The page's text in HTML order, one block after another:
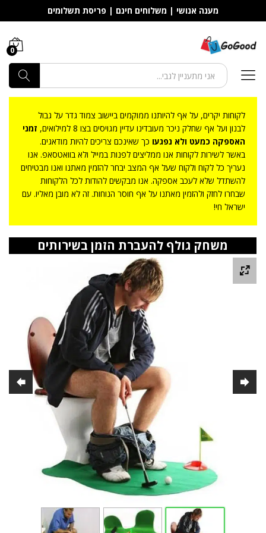
מענה אנושי | משלוחים חינם | פריסת תשלומים
0
חפש
לקוחות יקרים, על אף להיותנו ממוקמים ביישוב צמוד גדר על גבול
לבנון ועל אף שחלק ניכר מעובדינו עדיין מגויסים בצו 8 למילואים,
זמני
האספקה כמעט ולא נפגעו כך שאינכם צריכים להיות מודאגים.
באשר לשירות לקוחות אנו ממליצים לפנות במייל ולא בוואטסאפ. אנו
נעריך כל לקוח ולקוח שעל אף המצב יבחר להזמין מאתנו ואנו מבטיחים
להשתדל שלא לעכב אספקה. אנו מבקשים להודות לכל הלקוחות
שבחרו לחזק ולהזמין מאתנו על אף חוסר הנוחות. זה לא מובן מאליו. עם
ישראל חי!
משחק גולף להעברת הזמן בשירותים